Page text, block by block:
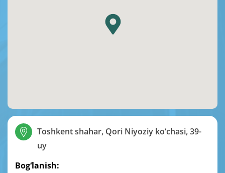
Toshkent shahar, Qori Niyoziy ko‘chasi, 39-
uy
Bog‘lanish: